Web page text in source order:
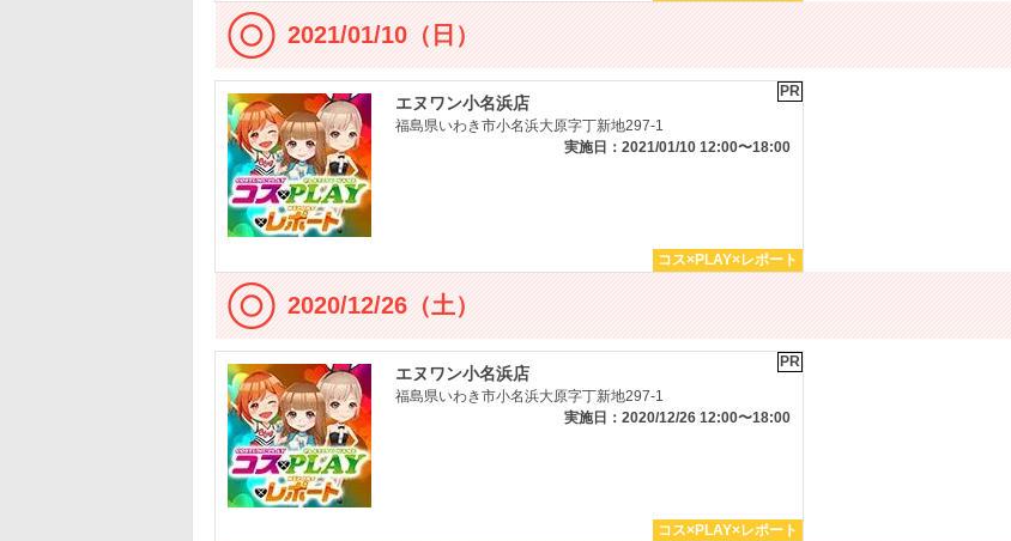
2021/01/10（日）
PR
エヌワン小名浜店
福島県いわき市小名浜大原字丁新地297-1
実施日：2021/01/10 12:00〜18:00
コス×PLAY×レポート
2020/12/26（土）
PR
エヌワン小名浜店
福島県いわき市小名浜大原字丁新地297-1
実施日：2020/12/26 12:00〜18:00
コス×PLAY×レポート